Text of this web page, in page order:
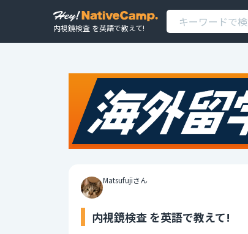
内視鏡検査 を英語で教えて!
Matsufujiさん
内視鏡検査 を英語で教えて!